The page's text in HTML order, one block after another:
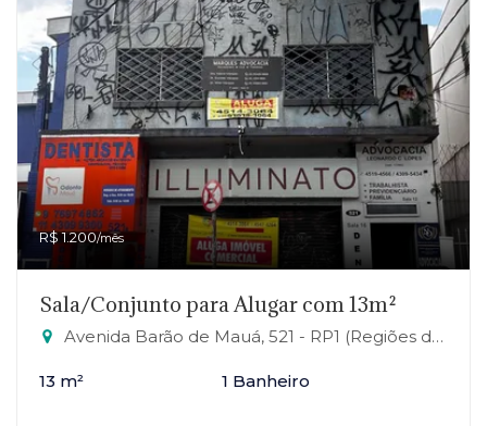
R$ 1.200/mês
Sala/Conjunto para Alugar com 13m²
Avenida Barão de Mauá, 521 - RP1 (Regiões de Planejamento), Mauá-SP
13 m² 1 Banheiro